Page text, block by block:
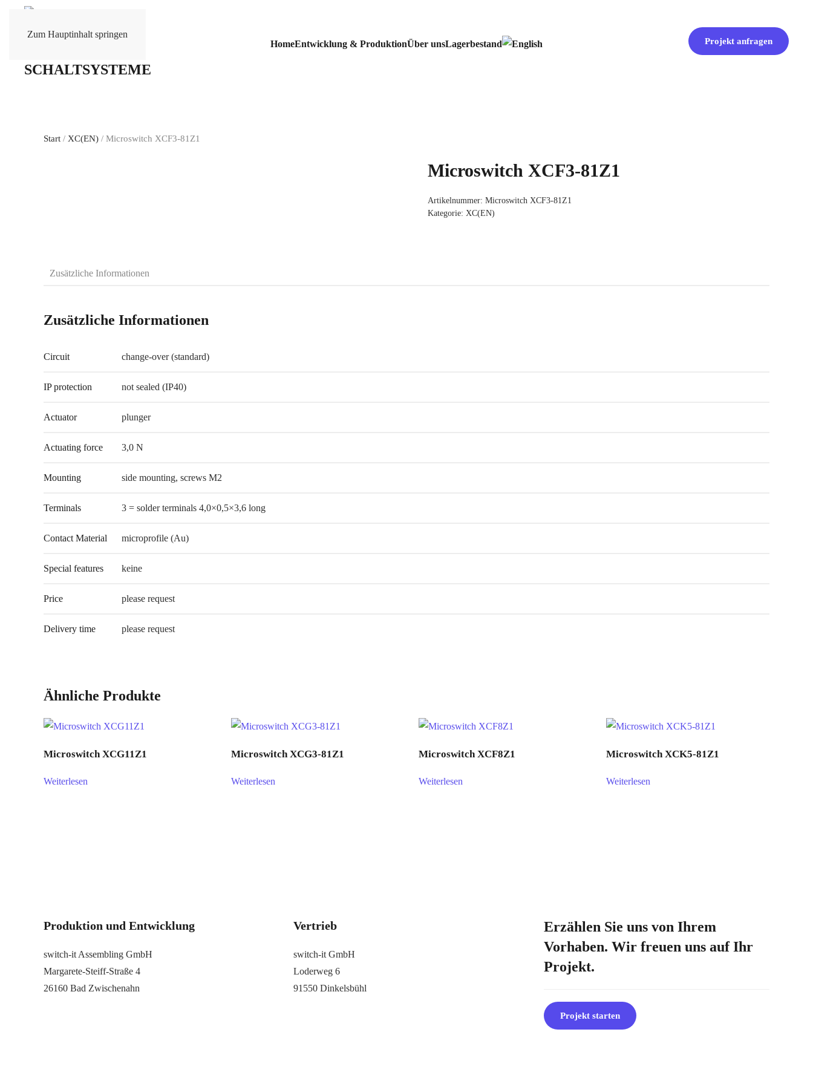
Zum Hauptinhalt springen
HomeEntwicklung & ProduktionÜber unsLagerbestand Projekt anfragen
Start / XC(EN) / Microswitch XCF3-81Z1
Microswitch XCF3-81Z1
Artikelnummer: Microswitch XCF3-81Z1
Kategorie: XC(EN)
Zusätzliche Informationen
Zusätzliche Informationen
Circuit change-over (standard)
IP protection not sealed (IP40)
Actuator plunger
Actuating force 3,0 N
Mounting side mounting, screws M2
Terminals 3 = solder terminals 4,0×0,5×3,6 long
Contact Material microprofile (Au)
Special features keine
Price please request
Delivery time please request
Ähnliche Produkte
Microswitch XCG11Z1
Weiterlesen
Microswitch XCG3-81Z1
Weiterlesen
Microswitch XCF8Z1
Weiterlesen
Microswitch XCK5-81Z1
Weiterlesen
Produktion und Entwicklung
switch-it Assembling GmbH
Margarete-Steiff-Straße 4
26160 Bad Zwischenahn
Vertrieb
switch-it GmbH
Loderweg 6
91550 Dinkelsbühl
Erzählen Sie uns von Ihrem
Vorhaben. Wir freuen uns auf Ihr
Projekt.
Projekt starten